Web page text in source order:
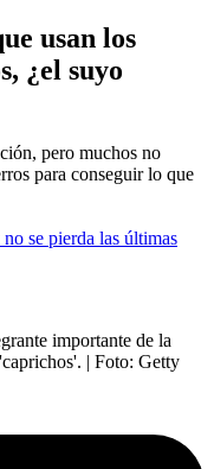
usan los
¿el suyo
pero muchos no
para conseguir lo que
se pierda las últimas
importante de la
| Foto: Getty